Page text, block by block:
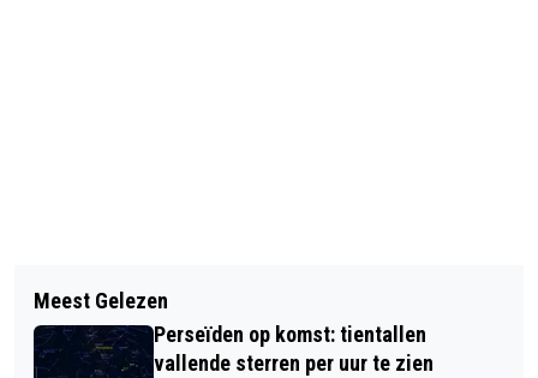
PROCES IN MAROKKO OM
LIQUIDATIES STAATSLIEDENBUURT
VERDAAGD
OUDEREN VAKER SLACHTOFFER VAN
BEDREIGING EN MISHANDELING
Meest Gelezen
Perseïden op komst: tientallen
vallende sterren per uur te zien